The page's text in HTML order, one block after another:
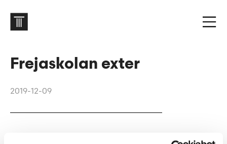
Frejaskolan exter
2019-12-09